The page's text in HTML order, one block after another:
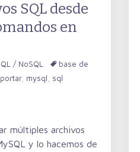
SQL desde
en
/ NoSQL
base de
, mysql
sql
múltiples archivos
y lo hacemos de